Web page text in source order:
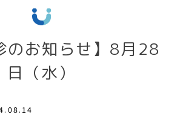
のお知らせ】8月28
日（水）